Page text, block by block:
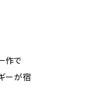
作で
ーが宿